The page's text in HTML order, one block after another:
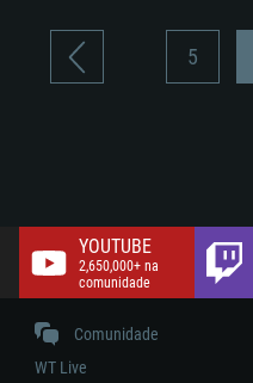
5
YOUTUBE
2,650,000+ na
comunidade
Comunidade
WT Live